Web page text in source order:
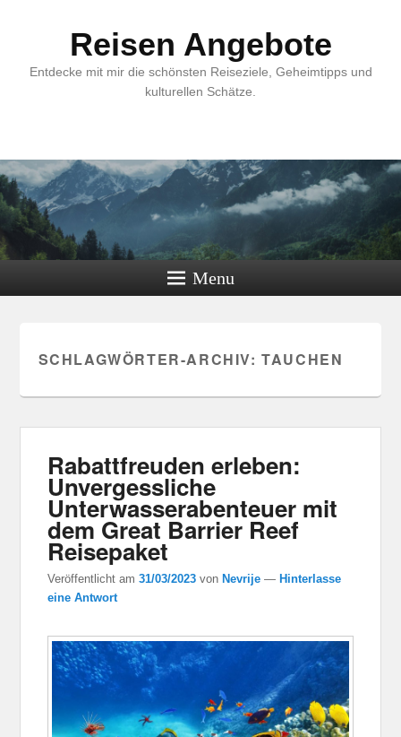
Reisen Angebote
Entdecke mit mir die schönsten Reiseziele, Geheimtipps und
kulturellen Schätze.
Menu
SCHLAGWÖRTER-ARCHIV:TAUCHEN
Rabattfreuden erleben:
Unvergessliche
Unterwasserabenteuer mit
dem Great Barrier Reef
Reisepaket
Veröffentlicht am31/03/2023 von Nevrije — Hinterlasse
eine Antwort